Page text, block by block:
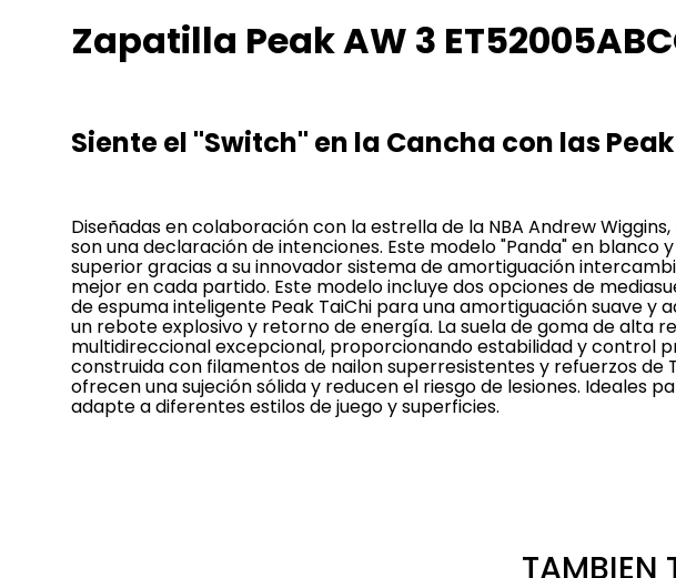
Zapatilla Peak AW 3
Siente el "Switch" en la Cancha con las
Diseñadas en colaboración con la estrella de la NBA Andrew
son una declaración de intenciones. Este modelo "Panda" en
superior gracias a su innovador sistema de amortiguación
mejor en cada partido. Este modelo incluye dos opciones de
de espuma inteligente Peak TaiChi para una amortiguación suave y
un rebote explosivo y retorno de energía. La suela de goma de alta
multidireccional excepcional, proporcionando estabilidad y control
construida con filamentos de nailon superresistentes y refuerzos
ofrecen una sujeción sólida y reducen el riesgo de lesiones. Ideales
adapte a diferentes estilos de juego y superficies.
TAMBIEN